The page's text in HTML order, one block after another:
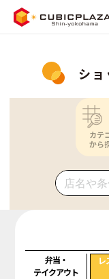
シ
カテ
から
弁当・
テイクアウト
レ